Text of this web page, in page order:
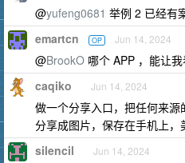
@yufeng0681 举例 2 已经有
emartcn OP Jun 14, 2024
@BrookO 哪个 APP ，能让我
caqiko Jun 14, 2024
做一个分享入口，把任何来源
分享成图片，保存在手机上，
silencil Jun 14, 2024